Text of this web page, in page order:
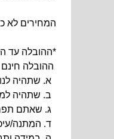
המחירים לא
*ההובלה עד
ההובלה
א. שתהיה
ב. שתהיה
ג. שאתם
ד. המתנה/